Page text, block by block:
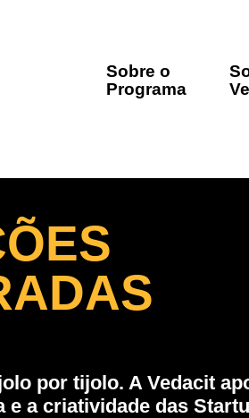
Sobre o
Programa
por tijolo. A Vedacit
e a criatividade das